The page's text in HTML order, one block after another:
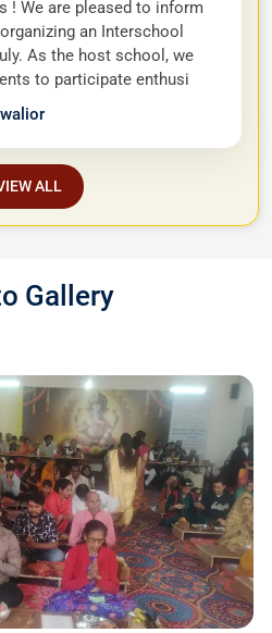
! We are pleased to inform
an Interschool
As the host school, we
to participate enthusi
ALL
Gallery